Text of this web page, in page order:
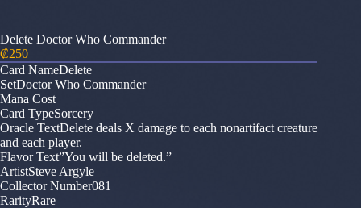
Delete Doctor Who Commander
₡250
Card NameDelete
SetDoctor Who Commander
Mana Cost
Card TypeSorcery
Oracle TextDelete deals X damage to each nonartifact creature
and each player.
Flavor Text”You will be deleted.”
ArtistSteve Argyle
Collector Number081
RarityRare